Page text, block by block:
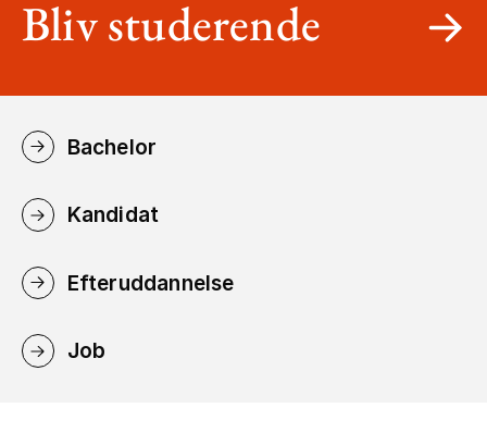
Bliv studerende
Bachelor
Kandidat
Efteruddannelse
Job